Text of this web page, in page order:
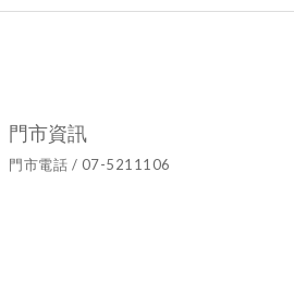
門市資訊
門市電話 / 07-5211106